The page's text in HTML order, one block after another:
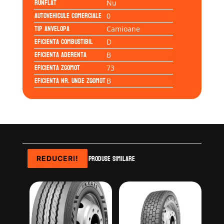
Runflat Nu
Autovehicule comerciale 0
Tip anvelopa Camioane
Eficienta Combustibil D
Eficienta Aderenta B
Eficienta Zgomot 73
Eficienta Nr. Unde ZgomotB
Produse similare
REDUCERI!
REDUCERI!
REDUCERI!